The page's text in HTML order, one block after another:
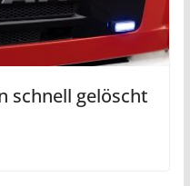
schnell gelöscht